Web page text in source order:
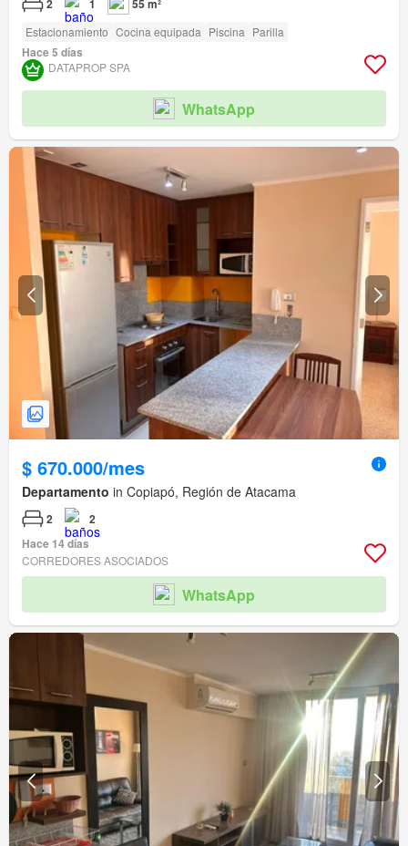
2 1 55 m²
Estacionamiento Cocina equipada Piscina Parilla
Hace 5 días
DATAPROP SPA
WhatsApp
$ 670.000/mes
Departamento in Copiapó, Región de Atacama
2
2
Hace 14 días
CORREDORES ASOCIADOS
WhatsApp